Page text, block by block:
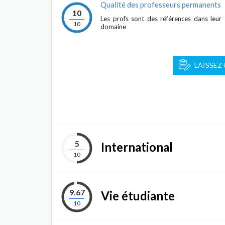
10
10
Qualité des professeurs permanents
Les profs sont des références dans leur
domaine
LAISSEZ
5
10
International
9.67
10
Vie étudiante